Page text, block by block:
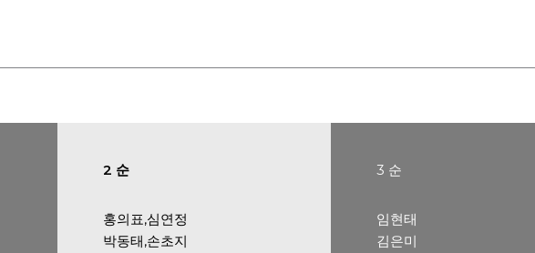
2 순
홍의표,심연정
박동태,손초지
3 순
임현태
김은미